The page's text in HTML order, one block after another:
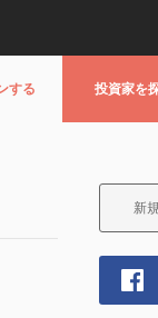
する 投資家を
新